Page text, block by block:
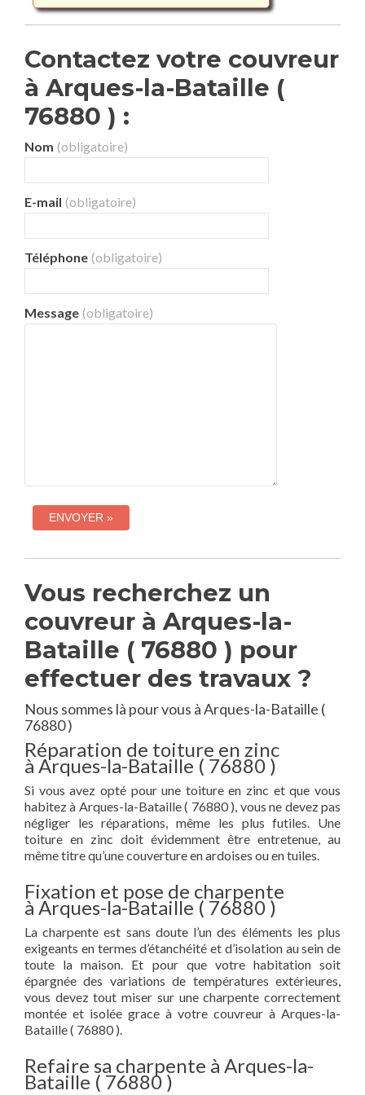
Contactez votre couvreur
à Arques-la-Bataille (
76880 ) :
Nom (obligatoire)
E-mail (obligatoire)
Téléphone (obligatoire)
Message (obligatoire)
Vous recherchez un
couvreur à Arques-la-
Bataille ( 76880 ) pour
effectuer des travaux ?
Nous sommes là pour vous à Arques-la-Bataille (
76880 )
Réparation de toiture en zinc
à Arques-la-Bataille ( 76880 )
Si vous avez opté pour une toiture en zinc et que vous
habitez à Arques-la-Bataille ( 76880 ), vous ne devez pas
négliger les réparations, même les plus futiles. Une
toiture en zinc doit évidemment être entretenue, au
même titre qu’une couverture en ardoises ou en tuiles.
Fixation et pose de charpente
à Arques-la-Bataille ( 76880 )
La charpente est sans doute l’un des éléments les plus
exigeants en termes d’étanchéité et d’isolation au sein de
toute la maison. Et pour que votre habitation soit
épargnée des variations de températures extérieures,
vous devez tout miser sur une charpente correctement
montée et isolée grace à votre couvreur à Arques-la-
Bataille ( 76880 ).
Refaire sa charpente à Arques-la-
Bataille ( 76880 )